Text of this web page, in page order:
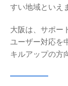
すい地域といえ
大阪は、サポー
ユーザー対応を
キルアップの方